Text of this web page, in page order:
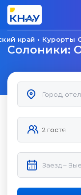
Курорты
край
Солоники: